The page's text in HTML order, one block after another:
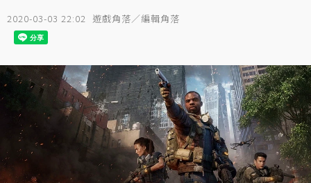
2020-03-03 22:02 遊戲角落／編輯角落